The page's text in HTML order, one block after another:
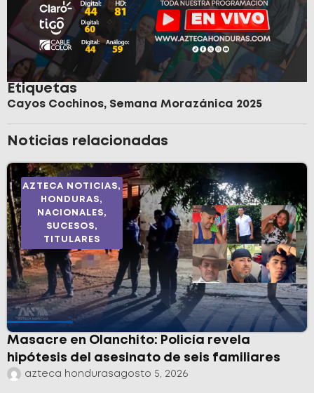
Etiquetas
Cayos Cochinos, Semana Morazánica 2025
Noticias relacionadas
AZTECA NOTICIAS,
HONDURAS,
NACIONALES,
SUCESOS,
TITULARES
Masacre en Olanchito: Policía revela
hipótesis del asesinato de seis familiares
azteca hondurasagosto 5, 2026